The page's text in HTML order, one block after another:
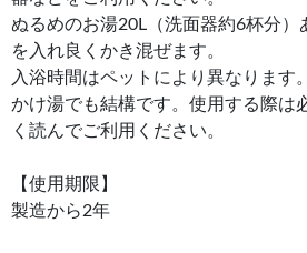
ぬるめのお湯20L（洗面器約6杯分）
を入れ良くかき混ぜます。
入浴時間はペットにより異なります。
かけ湯でも結構です。使用する際は
く読んでご利用ください。
【使用期限】
製造から2年